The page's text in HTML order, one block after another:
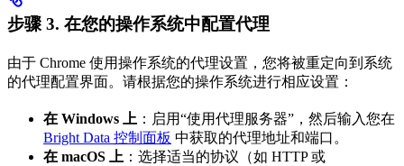
步骤 3. 在您的操作系统中配置代理
由于 Chrome 使用操作系统的代理设置，您将被重定向到系统
的代理配置界面。请根据您的操作系统进行相应设置：
在 Windows 上 ：启用“使用代理服务器”，然后输入您在
Bright Data 控制面板 中获取的代理地址和端口。
在 macOS 上 ：选择适当的协议（如 HTTP 或